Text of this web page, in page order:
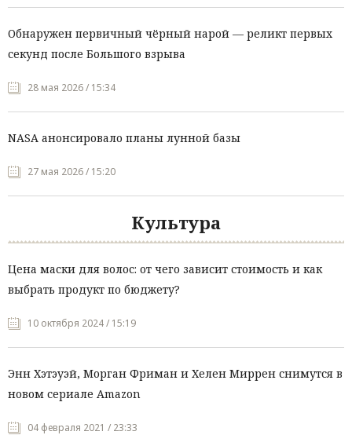
Обнаружен первичный чёрный нарой — реликт первых
секунд после Большого взрыва
28 мая 2026 / 15:34
NASA анонсировало планы лунной базы
27 мая 2026 / 15:20
Культура
Цена маски для волос: от чего зависит стоимость и как
выбрать продукт по бюджету?
10 октября 2024 / 15:19
Энн Хэтэуэй, Морган Фриман и Хелен Миррен снимутся в
новом сериале Amazon
04 февраля 2021 / 23:33